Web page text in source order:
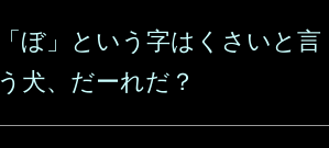
「ぼ」という字はくさいと言
う犬、だーれだ？